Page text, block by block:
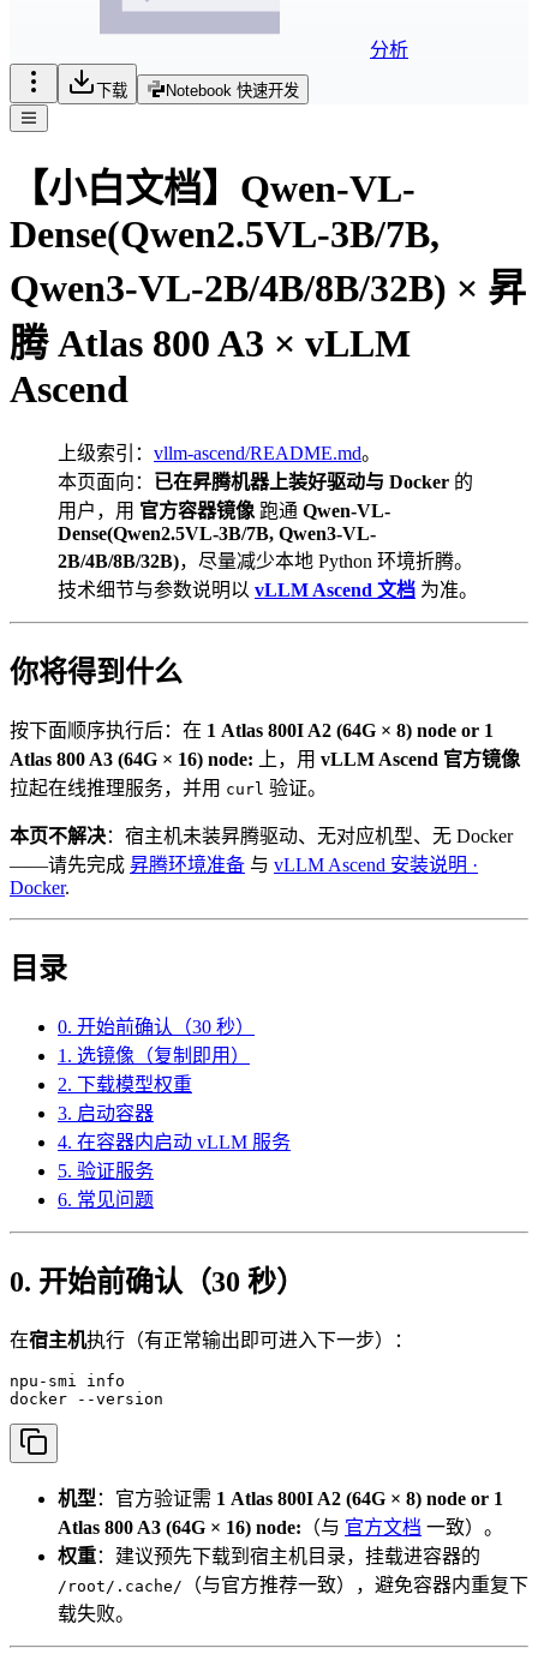
分析
下载 Notebook 快速开发
【小白文档】Qwen-VL-
Dense(Qwen2.5VL-3B/7B,
Qwen3-VL-2B/4B/8B/32B) × 昇
腾 Atlas 800 A3 × vLLM
Ascend
上级索引： vllm-ascend/README.md。
本页面向：
已在昇腾机器上装好驱动与 Docker 的
用户，用 官方容器镜像跑通 Qwen-VL-
Dense(Qwen2.5VL-3B/7B, Qwen3-VL-
2B/4B/8B/32B)，尽量减少本地 Python 环境折腾。
技术细节与参数说明以 vLLM Ascend 文档 为准。
你将得到什么
按下面顺序执行后：在 1 Atlas 800I A2 (64G × 8) node or 1
Atlas 800 A3 (64G × 16) node: 上，用 vLLM Ascend 官方镜像
拉起在线推理服务，并用 curl 验证。
本页不解决：宿主机未装昇腾驱动、无对应机型、无 Docker
——请先完成 昇腾环境准备 与 vLLM Ascend 安装说明 ·
Docker.
目录
0. 开始前确认（30 秒）
1. 选镜像（复制即用）
2. 下载模型权重
3. 启动容器
4. 在容器内启动 vLLM 服务
5. 验证服务
6. 常见问题
0. 开始前确认（30 秒）
在宿主机执行（有正常输出即可进入下一步）：
npu-smi info
docker --version
机型 ：官方验证需 1 Atlas 800I A2 (64G × 8) node or 1
Atlas 800 A3 (64G × 16) node: （与 官方文档 一致）。
权重：建议预先下载到宿主机目录，挂载进容器的
/root/.cache/
（与官方推荐一致），避免容器内重复下
载失败。